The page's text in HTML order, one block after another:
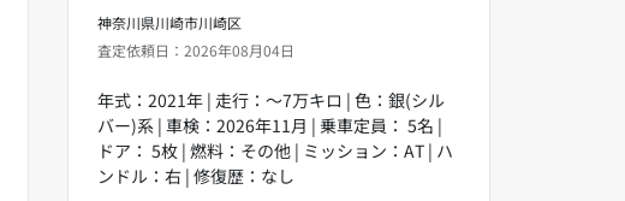
神奈川県川崎市川崎区
査定依頼日：2026年08月04日
年式：2021年 | 走行：～7万キロ | 色：銀(シル
バー)系 | 車検：2026年11月 | 乗車定員： 5名 |
ドア： 5枚 | 燃料：その他 | ミッション：AT | ハ
ンドル：右 | 修復歴：なし